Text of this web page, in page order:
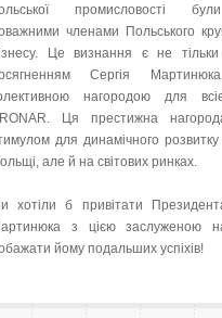
промисловості
членами Польського
Це визнання є не
Сергія
нагородою для
Ця престижна
для динамічного розвитку
але й на світових ринках.
хотіли б привітати
з цією заслуженою
йому подальших успіхів!